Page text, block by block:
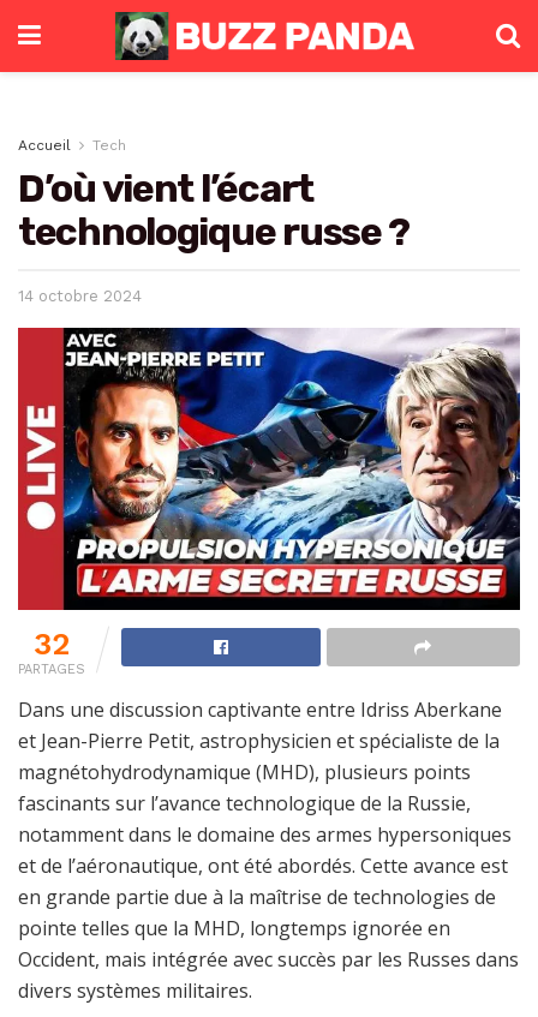
Accueil Tech
D’où vient l’écart
technologique russe ?
14 octobre 2024
32
PARTAGES
Dans une discussion captivante entre Idriss Aberkane
et Jean-Pierre Petit, astrophysicien et spécialiste de la
magnétohydrodynamique (MHD), plusieurs points
fascinants sur l’avance technologique de la Russie,
notamment dans le domaine des armes hypersoniques
et de l’aéronautique, ont été abordés. Cette avance est
en grande partie due à la maîtrise de technologies de
pointe telles que la MHD, longtemps ignorée en
Occident, mais intégrée avec succès par les Russes dans
divers systèmes militaires.